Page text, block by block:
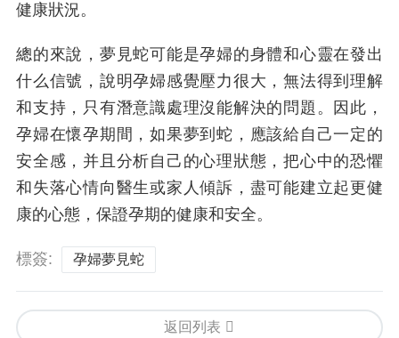
健康狀況。
總的來說，夢見蛇可能是孕婦的身體和心靈在發出
什么信號，說明孕婦感覺壓力很大，無法得到理解
和支持，只有潛意識處理沒能解決的問題。因此，
孕婦在懷孕期間，如果夢到蛇，應該給自己一定的
安全感，并且分析自己的心理狀態，把心中的恐懼
和失落心情向醫生或家人傾訴，盡可能建立起更健
康的心態，保證孕期的健康和安全。
標簽: 孕婦夢見蛇
返回列表